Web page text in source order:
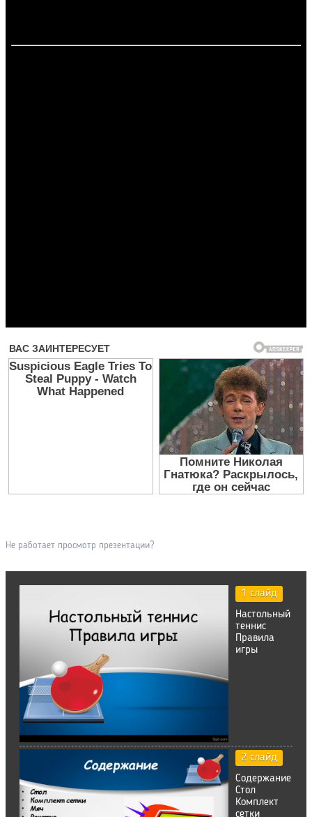
Не работает просмотр презентации?
1 слайд
Настольный
теннис
Правила
игры
2 слайд
Содержание
Стол
Комплект
сетки